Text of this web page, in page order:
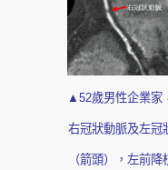
▲52歲男性企業家
右冠狀動脈及左冠
（箭頭），左前